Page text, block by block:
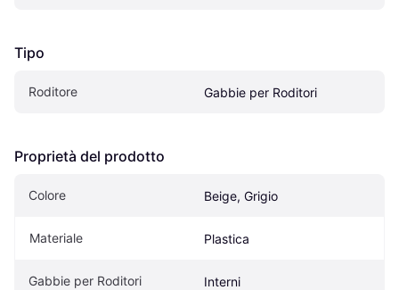
Tipo
Roditore Gabbie per Roditori
Proprietà del prodotto
Colore Beige, Grigio
Materiale Plastica
Gabbie per Roditori Interni